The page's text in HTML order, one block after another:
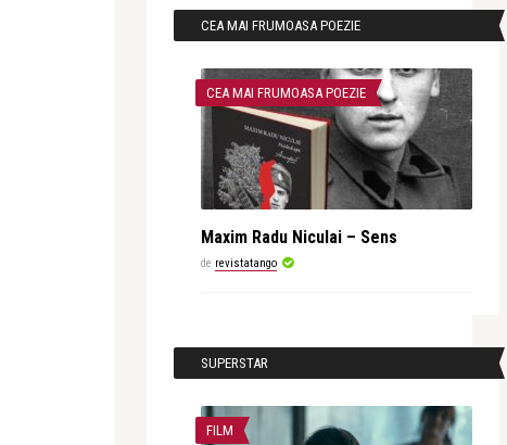
CEA MAI FRUMOASA POEZIE
CEA MAI FRUMOASA POEZIE
Maxim Radu Niculai – Sens
de revistatango
SUPERSTAR
FILM